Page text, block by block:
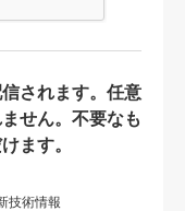
されます。任意
せん。不要なも
ます。
技術情報